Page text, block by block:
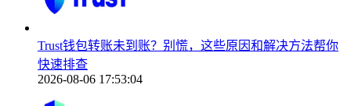
Trust钱包转账未到账？别慌，这些原因和解决方法帮你
快速排查
2026-08-06 17:53:04